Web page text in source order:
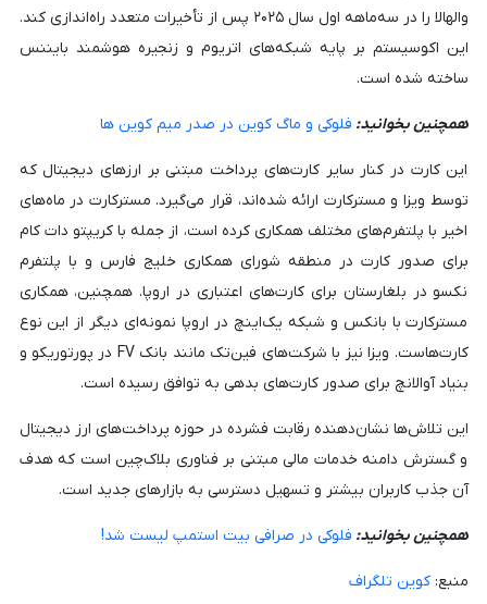
والهالا را در سه‌ماهه اول سال ۲۰۲۵ پس از تأخیرات متعدد راه‌اندازی کند.
این اکوسیستم بر پایه شبکه‌های اتریوم و زنجیره هوشمند بایننس
ساخته شده است.
همچنین بخوانید: فلوکی و ماگ کوین در صدر میم کوین ها
این کارت در کنار سایر کارت‌های پرداخت مبتنی بر ارزهای دیجیتال که
توسط ویزا و مسترکارت ارائه شده‌اند، قرار می‌گیرد. مسترکارت در ماه‌های
اخیر با پلتفرم‌های مختلف همکاری کرده است، از جمله با کریپتو دات کام
برای صدور کارت در منطقه شورای همکاری خلیج فارس و با پلتفرم
نکسو در بلغارستان برای کارت‌های اعتباری در اروپا. همچنین، همکاری
مسترکارت با بانکس و شبکه یک‌اینچ در اروپا نمونه‌ای دیگر از این نوع
کارت‌هاست. ویزا نیز با شرکت‌های فین‌تک مانند بانک FV در پورتوریکو و
بنیاد آوالانچ برای صدور کارت‌های بدهی به توافق رسیده است.
این تلاش‌ها نشان‌دهنده رقابت فشرده در حوزه پرداخت‌های ارز دیجیتال
و گسترش دامنه خدمات مالی مبتنی بر فناوری بلاک‌چین است که هدف
آن جذب کاربران بیشتر و تسهیل دسترسی به بازارهای جدید است.
همچنین بخوانید: فلوکی در صرافی بیت استمپ لیست شد!
منبع:کوین تلگراف